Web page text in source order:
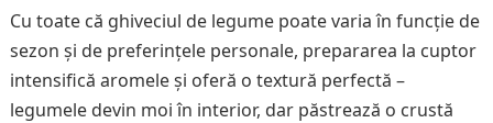
Cu toate că ghiveciul de legume poate varia în funcție de
sezon și de preferințele personale, prepararea la cuptor
intensifică aromele și oferă o textură perfectă –
legumele devin moi în interior, dar păstrează o crustă